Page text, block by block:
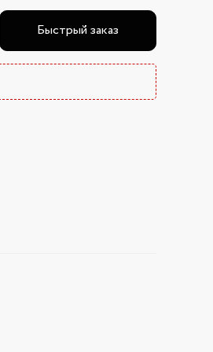
Быстрый заказ